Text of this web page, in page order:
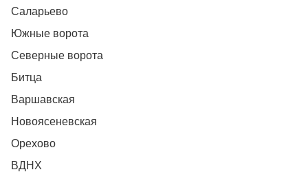
Саларьево
Южные ворота
Северные ворота
Битца
Варшавская
Новоясеневская
Орехово
ВДНХ